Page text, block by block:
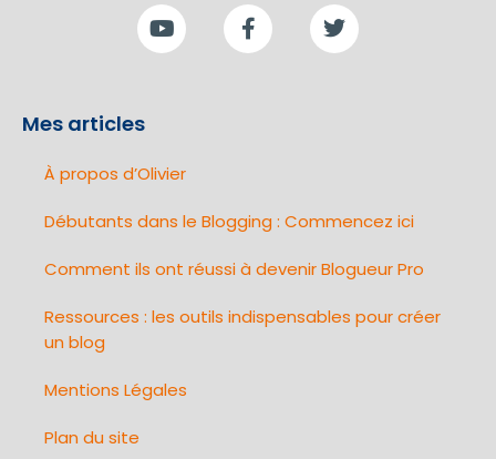
Mes articles
À propos d’Olivier
Débutants dans le Blogging : Commencez ici
Comment ils ont réussi à devenir Blogueur Pro
Ressources : les outils indispensables pour créer
un blog
Mentions Légales
Plan du site